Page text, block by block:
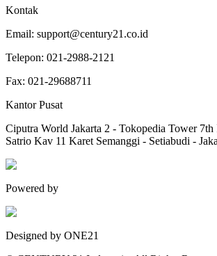
Kontak
Email: support@century21.co.id
Telepon: 021-2988-2121
Fax: 021-29688711
Kantor Pusat
Ciputra World Jakarta 2 - Tokopedia Tower
Satrio Kav 11 Karet Semanggi - Setiabudi -
Powered by
Designed by ONE21